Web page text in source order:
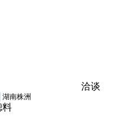
钢e网、47无边花
流板除雾器
洽谈
湖南株洲
料